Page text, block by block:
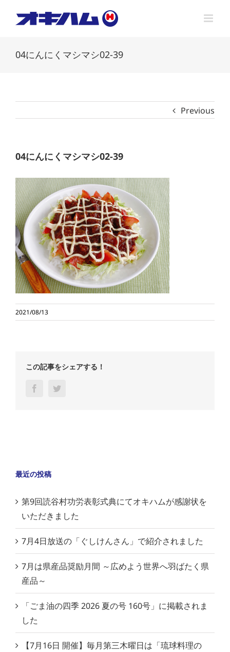
04にんにくマシマシ02-39
Previous
04にんにくマシマシ02-39
2021/08/13
この記事をシェアする！
Facebook
最近の投稿
第9回読谷村功労表彰式典にてオキハムが感謝状を
いただきました
7月4日放送の「ぐしけんさん」で紹介されました
7月は県産品奨励月間 ～広めよう世界へ羽ばたく県
産品～
「ごま油の四季 2026 夏の号 160号」に掲載されま
した
【7月16日 開催】毎月第三木曜日は「琉球料理の